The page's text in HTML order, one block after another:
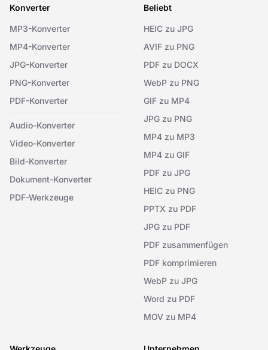
Konverter
MP3-Konverter
MP4-Konverter
JPG-Konverter
PNG-Konverter
PDF-Konverter
Audio-Konverter
Video-Konverter
Bild-Konverter
Dokument-Konverter
PDF-Werkzeuge
Beliebt
HEIC zu JPG
AVIF zu PNG
PDF zu DOCX
WebP zu PNG
GIF zu MP4
JPG zu PNG
MP4 zu MP3
MP4 zu GIF
PDF zu JPG
HEIC zu PNG
PPTX zu PDF
JPG zu PDF
PDF zusammenfügen
PDF komprimieren
WebP zu JPG
Word zu PDF
MOV zu MP4